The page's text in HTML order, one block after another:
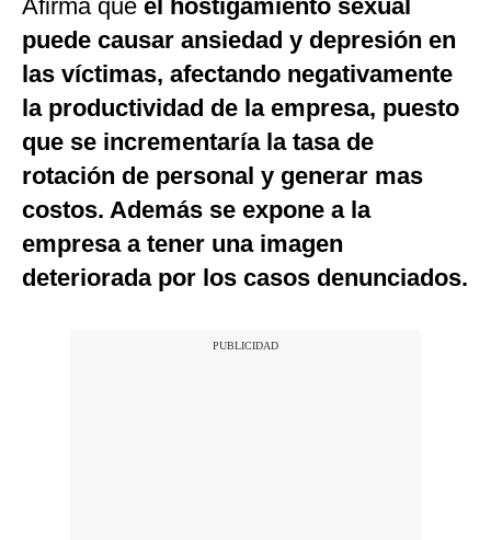
Afirma que el hostigamiento sexual
puede causar ansiedad y depresión en
las víctimas, afectando negativamente
la productividad de la empresa, puesto
que se incrementaría la tasa de
rotación de personal y generar mas
costos. Además se expone a la
empresa a tener una imagen
deteriorada por los casos denunciados.